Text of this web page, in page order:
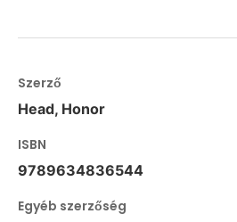
Szerző
Head, Honor
ISBN
9789634836544
Egyéb szerzőség